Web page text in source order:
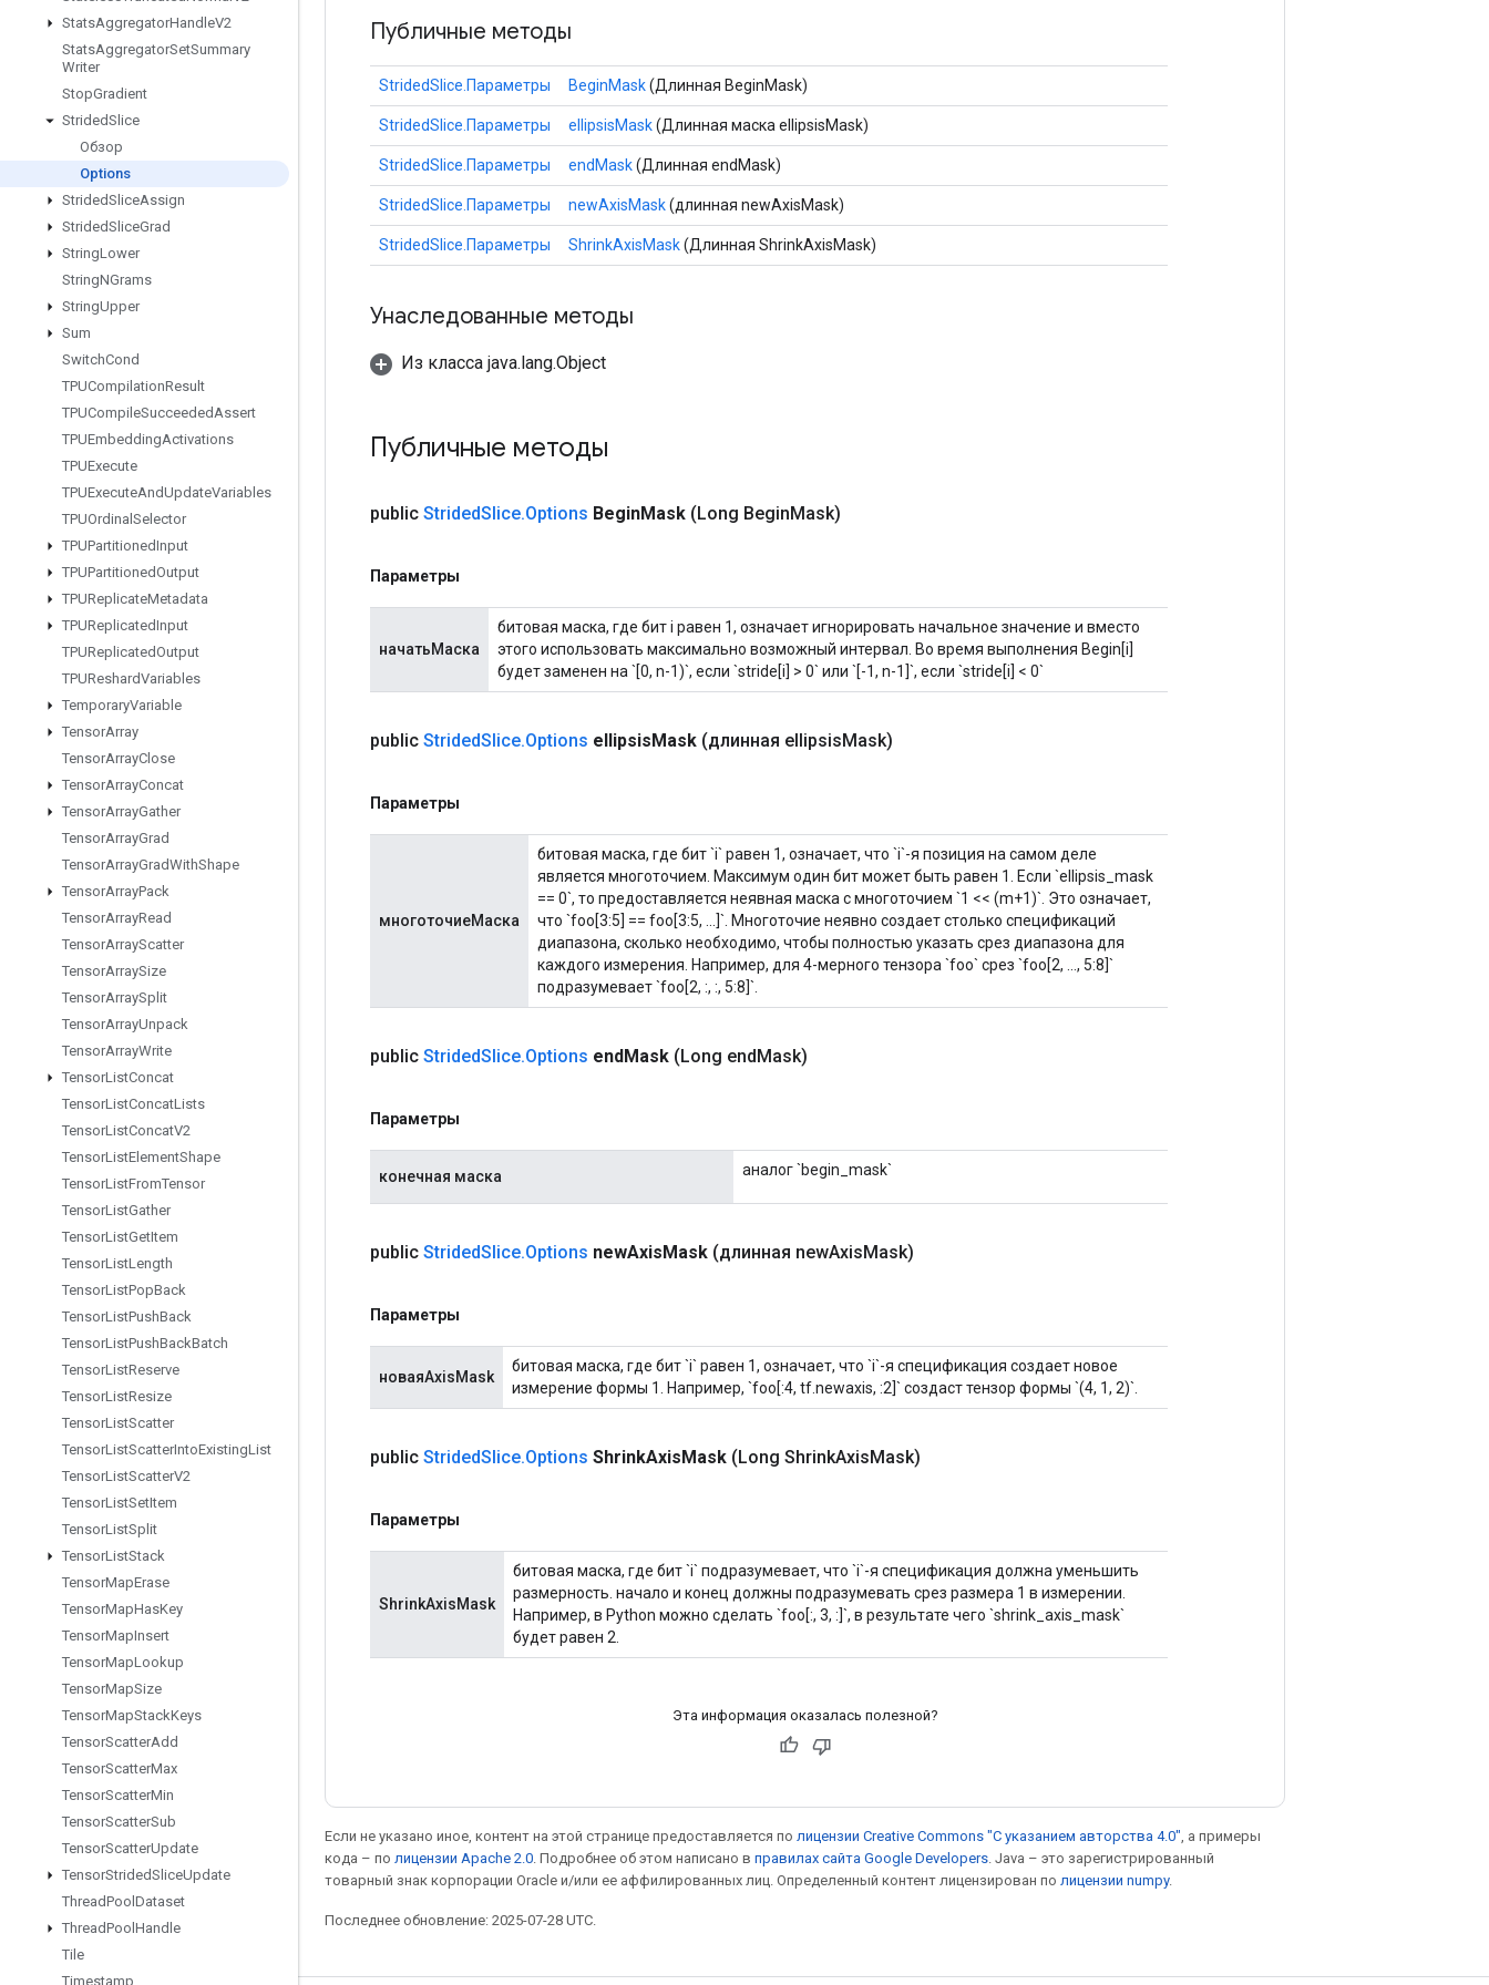
StatsAggregatorHandleV2
StatsAggregatorSetSummary
Writer
StopGradient
StridedSlice
Обзор
Options
StridedSliceAssign
StridedSliceGrad
StringLower
StringNGrams
StringUpper
Sum
SwitchCond
TPUCompilationResult
TPUCompileSucceededAssert
TPUEmbeddingActivations
TPUExecute
TPUExecuteAndUpdateVariables
TPUOrdinal Selector
TPUPartitionedInput
TPUPartitionedOutput
TPUReplicateMetadata
TPUReplicatedInput
TPUReplicatedOutput
TPUReshardVariables
TemporaryVariable
TensorArray
TensorArrayClose
TensorArrayConcat
TensorArrayGather
TensorArrayGrad
TensorArrayGradWithShape
TensorArrayPack
TensorArrayRead
TensorArrayScatter
TensorArraySize
TensorArraySplit
TensorArrayUnpack
TensorArrayWrite
TensorListConcat
TensorListConcatLists
TensorListConcatV2
TensorListElementShape
TensorListFromTensor
TensorListGather
TensorListGetItem
TensorListLength
TensorListPopBack
TensorListPushBack
TensorListPushBackBatch
TensorListReserve
TensorListResize
TensorListScatter
TensorListScatterIntoExistingList
TensorListScatterV2
TensorListSetItem
TensorListSplit
TensorListStack
TensorMapErase
TensorMapHasKey
TensorMapInsert
TensorMapLookup
TensorMapSize
TensorMapStackKeys
TensorScatterAdd
TensorScatterMax
TensorScatterMin
TensorScatterSub
TensorScatterUpdate
TensorStridedSliceUpdate
ThreadPool Dataset
ThreadPool Handle
Tile
Timestamp
Публичные методы
StridedSlice.Параметры BeginMask(Длинная BeginMask)
StridedSlice.Параметры ellipsisMask(Длинная маска ellipsisMask)
StridedSlice.Параметры endMask(Длинная endMask)
StridedSlice.Параметры newAxisMask(длинная newAxisMask)
StridedSlice.Параметры ShrinkAxisMask(Длинная ShrinkAxisMask)
Унаследованные методы
Из класса java.lang.Object
Публичные методы
public StridedSlice.Options BeginMask (Long BeginMask)
Параметры
начатьМаска
битовая маска, где бит i равен 1, означает игнорировать начальное значение и вместо
этого использовать максимально возможный интервал. Во время выполнения Begin[i]
будет заменен на `[0, n-1)`, если `stride[i] > 0` или `[-1, n-1]`, если `stride[i] < 0`
public StridedSlice.Options ellipsisMask (длинная ellipsisMask)
Параметры
многоточиеМаска
битовая маска, где бит `i` равен 1, означает, что `i`-я позиция на самом деле
является многоточием. Максимум один бит может быть равен 1. Если `ellipsis_mask
== 0`, то предоставляется неявная маска с многоточием `1 << (m+1)`. Это означает,
что `foo[3:5] == foo[3:5, ...]`. Многоточие неявно создает столько спецификаций
диапазона, сколько необходимо, чтобы полностью указать срез диапазона для
каждого измерения. Например, для 4-мерного тензора `foo` срез `foo[2, ..., 5:8]`
подразумевает `foo[2, :, :, 5:8]`.
public StridedSlice.Options endMask (Long endMask)
Параметры
конечная маска аналог `begin_mask`
public StridedSlice.Options newAxisMask (длинная newAxisMask)
Параметры
новаяAxisMask
битовая маска, где бит `i` равен 1, означает, что `i`-я спецификация создает новое
измерение формы 1. Например, `foo[:4, tf.newaxis, :2]` создаст тензор формы `(4, 1, 2)`.
public StridedSlice.Options ShrinkAxisMask (Long ShrinkAxisMask)
Параметры
ShrinkAxisMask
битовая маска, где бит `i` подразумевает, что `i`-я спецификация должна уменьшить
размерность. начало и конец должны подразумевать срез размера 1 в измерении.
Например, в Python можно сделать `foo[:, 3, :]`, в результате чего `shrink_axis_mask`
будет равен 2.
Эта информация оказалась полезной?
Если не указано иное, контент на этой странице предоставляется по лицензии Creative Commons "С указанием авторства 4.0" , а примеры
кода – по лицензии Apache 2.0 . Подробнее об этом написано в правилах сайта Google Developers . Java – это зарегистрированный
товарный знак корпорации Oracle и/или ее аффилированных лиц. Определенный контент лицензирован по лицензии numpy.
Последнее обновление: 2025-07-28 UTC.